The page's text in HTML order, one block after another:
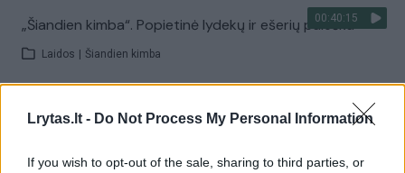
Lrytas.lt - Do Not Process My Personal Information
If you wish to opt-out of the sale, sharing to third parties, or
00:40:15
„Šiandien kimba“. Popietinė lydekų ir ešerių paieška
Laidos Šiandien kimba
00:18:11
„Reporteris“ 2026-08-10